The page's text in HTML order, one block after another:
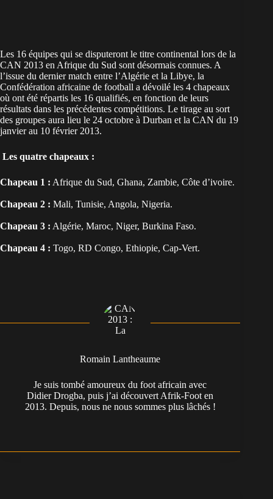
Les 16 équipes qui se disputeront le titre continental lors de la
CAN 2013 en Afrique du Sud sont désormais connues. A
l’issue du dernier match entre l’Algérie et la Libye, la
Confédération africaine de football a dévoilé les 4 chapeaux
où ont été répartis les 16 qualifiés, en fonction de leurs
résultats dans les précédentes compétitions. Le tirage au sort
des groupes aura lieu le 24 octobre à Durban et la CAN du 19
janvier au 10 février 2013.
Les quatre chapeaux :
Chapeau 1 : Afrique du Sud, Ghana, Zambie, Côte d’ivoire.
Chapeau 2 : Mali, Tunisie, Angola, Nigeria.
Chapeau 3 : Algérie, Maroc, Niger, Burkina Faso.
Chapeau 4 : Togo, RD Congo, Ethiopie, Cap-Vert.
Romain Lantheaume
Je suis tombé amoureux du foot africain avec
Didier Drogba, puis j’ai découvert Afrik-Foot en
2013. Depuis, nous ne nous sommes plus lâchés !